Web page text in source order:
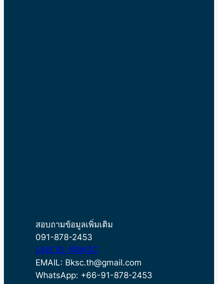
สอบถามข้อมูลเพิ่มเติม
091-878-2453
LINE ID: @BKSC
EMAIL: Bksc.th@gmail.com
WhatsApp: +66-91-878-2453